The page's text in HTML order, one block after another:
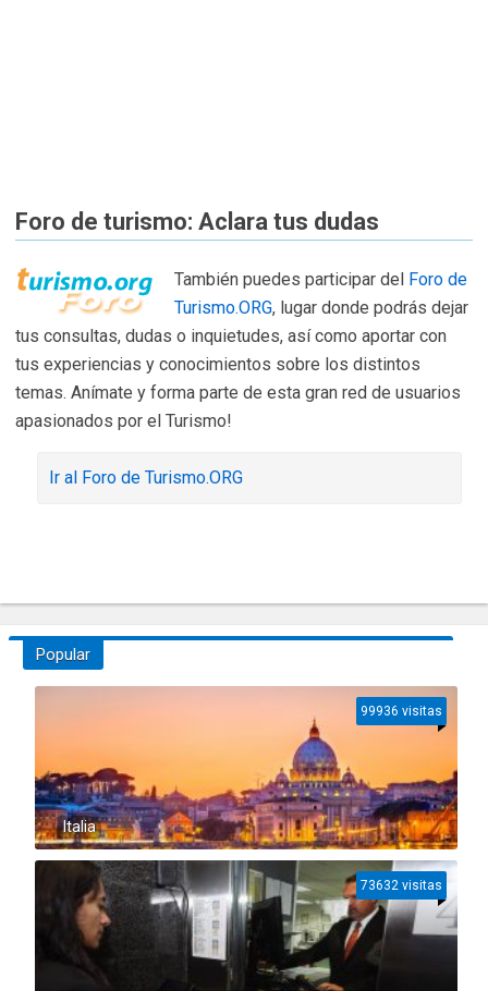
Foro de turismo: Aclara tus dudas
También puedes participar del Foro de
Turismo.ORG, lugar donde podrás dejar
tus consultas, dudas o inquietudes, así como aportar con
tus experiencias y conocimientos sobre los distintos
temas. Anímate y forma parte de esta gran red de usuarios
apasionados por el Turismo!
Ir al Foro de Turismo.ORG
Popular
Italia
99936 visitas
73632 visitas